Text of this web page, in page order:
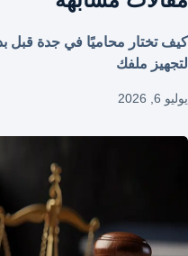
كيف تختار محاميًا في جدة قبل
لتجهيز ملفك
يوليو 6, 2026